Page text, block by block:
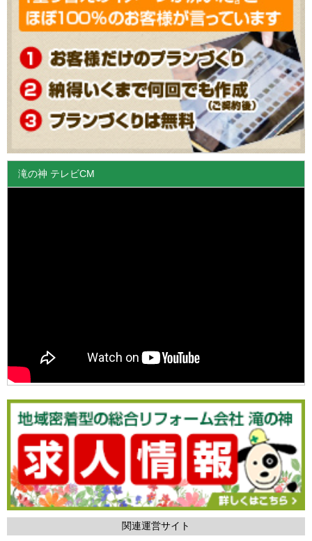
滝の神 テレビCM
関連運営サイト